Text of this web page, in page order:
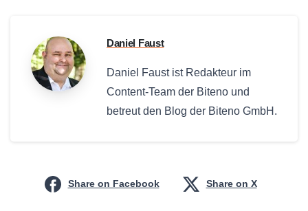
Daniel Faust
Daniel Faust ist Redakteur im
Content-Team der Biteno und
betreut den Blog der Biteno GmbH.
Share on Facebook Share on X